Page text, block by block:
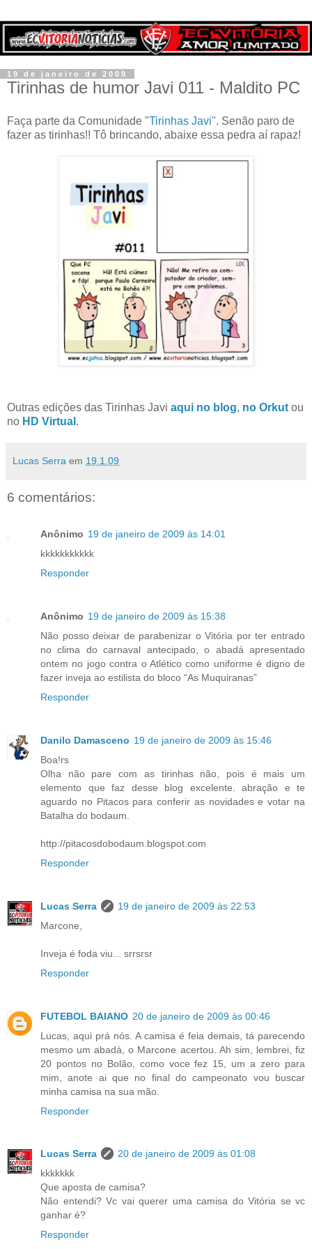
19 de janeiro de 2009
Tirinhas de humor Javi 011 - Maldito PC
Faça parte da Comunidade "Tirinhas Javi". Senão paro de
fazer as tirinhas!! Tô brincando, abaixe essa pedra aí rapaz!
Outras edições das Tirinhas Javi aqui no blog, no Orkut ou
no HD Virtual .
Lucas Serra em 19.1.09
6 comentários:
Anônimo 19 de janeiro de 2009 às 14:01
kkkkkkkkkkk
Responder
Anônimo 19 de janeiro de 2009 às 15:38
Não posso deixar de parabenizar o Vitória por ter entrado
no clima do carnaval antecipado, o abadá apresentado
ontem no jogo contra o Atlético como uniforme é digno de
fazer inveja ao estilista do bloco “As Muquiranas”
Responder
Danilo Damasceno 19 de janeiro de 2009 às 15:46
Boa!rs
Olha não pare com as tirinhas não, pois é mais um
elemento que faz desse blog excelente. abração e te
aguardo no Pitacos para conferir as novidades e votar na
Batalha do bodaum.
http://pitacosdobodaum.blogspot.com
Responder
Lucas Serra
19 de janeiro de 2009 às 22:53
Marcone,
Inveja é foda viu... srrsrsr
Responder
FUTEBOL BAIANO 20 de janeiro de 2009 às 00:46
Lucas, aqui prá nós. A camisa é feia demais, tá parecendo
mesmo um abadá, o Marcone acertou. Ah sim, lembrei, fiz
20 pontos no Bolão, como voce fez 15, um a zero para
mim, anote ai que no final do campeonato vou buscar
minha camisa na sua mão.
Responder
Lucas Serra
20 de janeiro de 2009 às 01:08
kkkkkkk
Que aposta de camisa?
Não entendi? Vc vai querer uma camisa do Vitória se vc
ganhar é?
Responder